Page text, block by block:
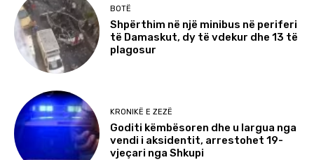
BOTË
Shpërthim në një minibus në periferi
të Damaskut, dy të vdekur dhe 13 të
plagosur
KRONIKË E ZEZË
Goditi këmbësoren dhe u largua nga
vendi i aksidentit, arrestohet 19-
vjeçari nga Shkupi